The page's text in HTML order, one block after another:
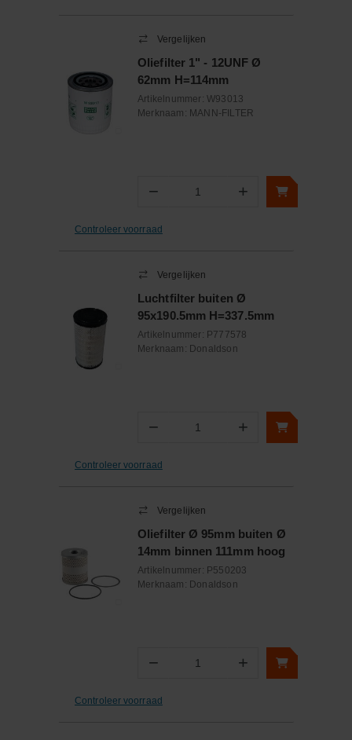
Vergelijken
Oliefilter 1" - 12UNF Ø
62mm H=114mm
Artikelnummer: W93013
Merknaam: MANN-FILTER
− Aantal +
Controleer voorraad
Vergelijken
Luchtfilter buiten Ø
95x190.5mm H=337.5mm
Artikelnummer: P777578
Merknaam: Donaldson
− Aantal +
Controleer voorraad
Vergelijken
Oliefilter Ø 95mm buiten Ø
14mm binnen 111mm hoog
Artikelnummer: P550203
Merknaam: Donaldson
− Aantal +
Controleer voorraad